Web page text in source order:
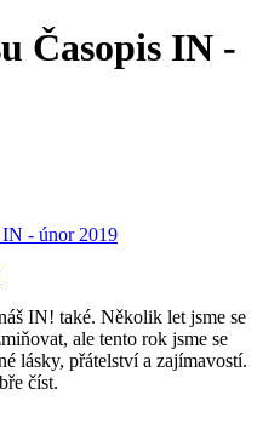
Časopis IN -
IN! také. Několik let jsme se
ale tento rok jsme se
lásky, přátelství a zajímavostí.
číst.